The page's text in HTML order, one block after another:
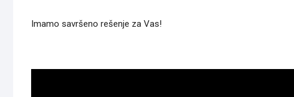
Imamo savršeno rešenje za Vas!